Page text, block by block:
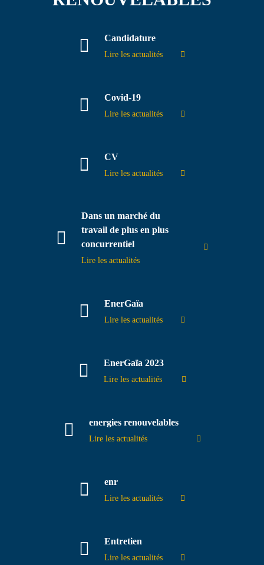
Candidature
Lire les actualités
Covid-19
Lire les actualités
CV
Lire les actualités
Dans un marché du
travail de plus en plus
concurrentiel
Lire les actualités
EnerGaïa
Lire les actualités
EnerGaïa 2023
Lire les actualités
energies renouvelables
Lire les actualités
enr
Lire les actualités
Entretien
Lire les actualités